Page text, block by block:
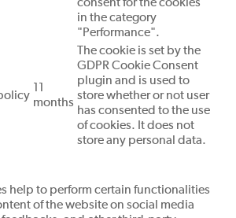
consent for the cookies
in the category
"Performance".
months
The cookie is set by the
GDPR Cookie Consent
plugin and is used to
store whether or not user
has consented to the use
of cookies. It does not
store any personal data.
help to perform certain functionalities
of the website on social media